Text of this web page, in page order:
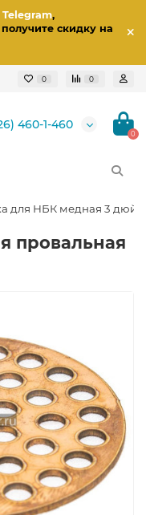
Telegram,
скидку на
0 0
460-1-460
0
для НБК медная 3
провальная